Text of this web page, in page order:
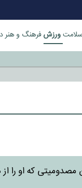
سلامتورزشفرهنگ و هنر
که او را